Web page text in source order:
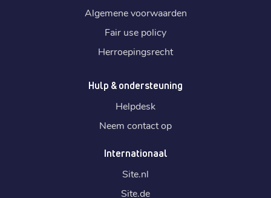
Algemene voorwaarden
Fair use policy
Herroepingsrecht
Hulp & ondersteuning
Helpdesk
Neem contact op
Internationaal
Site.nl
Site.de